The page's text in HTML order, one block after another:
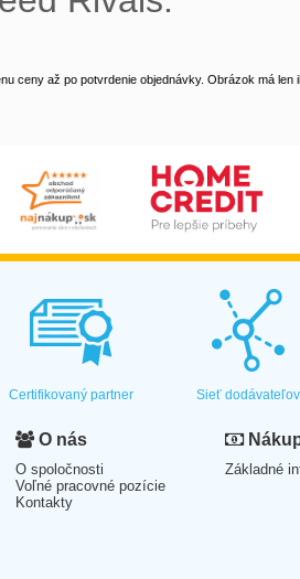
ceny až po potvrdenie objednávky. Obrázok má len
Certifikovaný partner Sieť dodávateľov
O nás
O spoločnosti
Voľné pracovné pozície
Kontakty
Základné